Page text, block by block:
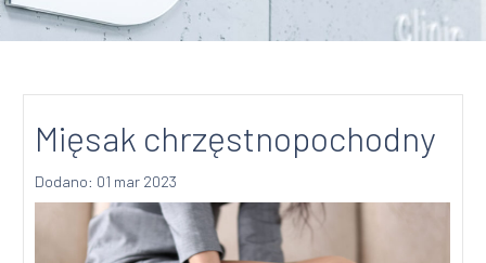
Mięsak chrzęstnopochodny
Dodano: 01 mar 2023